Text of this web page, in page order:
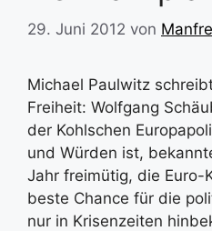
29. Juni 2012 von
Michael Paulwitz
Freiheit: Wolfgang
der Kohlschen
und Würden ist,
Jahr freimütig, die Euro-
beste Chance für die
nur in Krisenzeiten